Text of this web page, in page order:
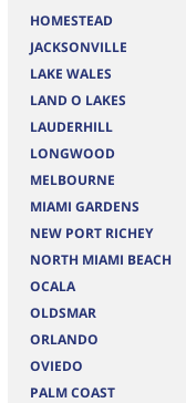
HOMESTEAD
JACKSONVILLE
LAKE WALES
LAND O LAKES
LAUDERHILL
LONGWOOD
MELBOURNE
MIAMI GARDENS
NEW PORT RICHEY
NORTH MIAMI BEACH
OCALA
OLDSMAR
ORLANDO
OVIEDO
PALM COAST